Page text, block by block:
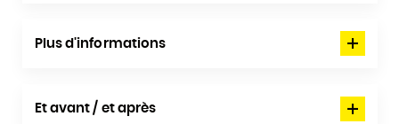
Plus d'informations
Et avant / et après